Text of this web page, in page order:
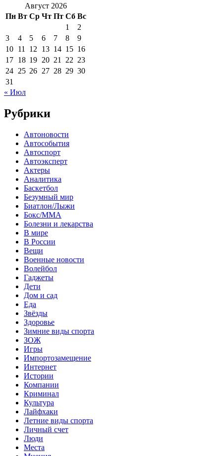
Август 2026
Пн Вт Ср Чт Пт Сб Вс
1
2
3
4 5 6 7 8
9
10 11 12 13 14 15 16
17 18 19 20 21 22 23
24 25 26 27 28 29 30
31
« Июл
Рубрики
Автоновости
Автособытия
Автоспорт
Автоэксперт
Актеры
Аналитика
Баскетбол
Безумный мир
Биатлон/Лыжи
Бокс/MMA
Болезни и лекарства
В мире
В России
Вещи
Военные новости
Волейбол
Гаджеты
Дети
Дом и сад
Еда
Звёзды
Здоровье
Зимние виды спорта
ЗОЖ
Игры
Импортозамещение
Интернет
Истории
Компании
Криминал
Культура
Лайфхаки
Летние виды спорта
Личный счет
Люди
Места